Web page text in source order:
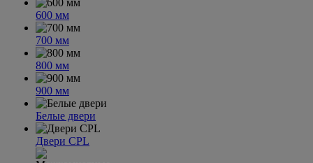
600 мм
700 мм
800 мм
900 мм
Белые двери
Двери CPL